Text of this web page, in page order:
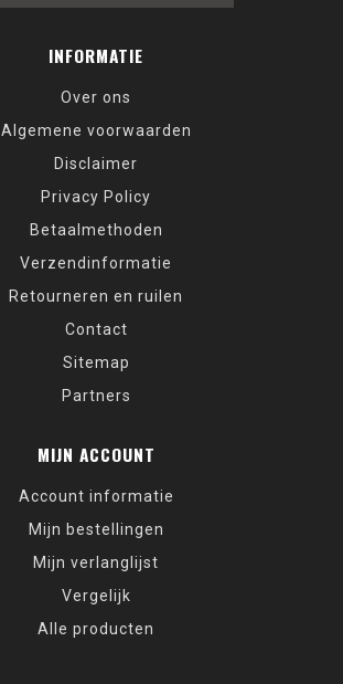
INFORMATIE
Over ons
Algemene voorwaarden
Disclaimer
Privacy Policy
Betaalmethoden
Verzendinformatie
Retourneren en ruilen
Contact
Sitemap
Partners
MIJN ACCOUNT
Account informatie
Mijn bestellingen
Mijn verlanglijst
Vergelijk
Alle producten